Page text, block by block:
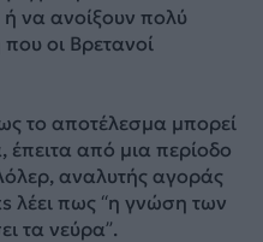
να ανοίξουν πολύ
οι Βρετανοί
το αποτέλεσμα μπορεί
έπειτα από μια περίοδο
αναλυτής αγοράς
λέει πως “η γνώση των
τα νεύρα”.